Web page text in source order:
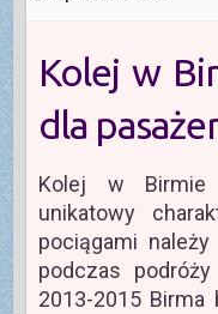
Kolej w
dla
Kolej w Birmie
unikatowy
pociągami
podczas
2013-2015 Birma